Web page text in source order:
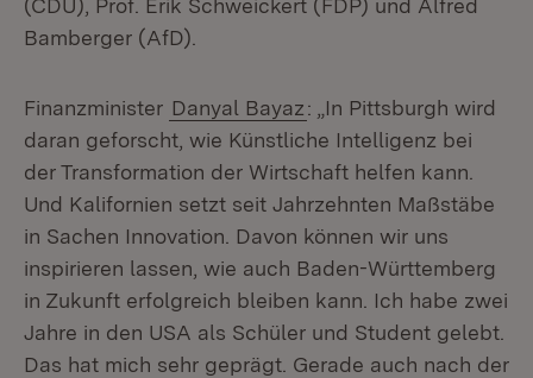
(CDU), Prof. Erik Schweickert (FDP) und Alfred
Bamberger (AfD).
Finanzminister Danyal Bayaz: „In Pittsburgh wird
daran geforscht, wie Künstliche Intelligenz bei
der Transformation der Wirtschaft helfen kann.
Und Kalifornien setzt seit Jahrzehnten Maßstäbe
in Sachen Innovation. Davon können wir uns
inspirieren lassen, wie auch Baden-Württemberg
in Zukunft erfolgreich bleiben kann. Ich habe zwei
Jahre in den USA als Schüler und Student gelebt.
Das hat mich sehr geprägt. Gerade auch nach der